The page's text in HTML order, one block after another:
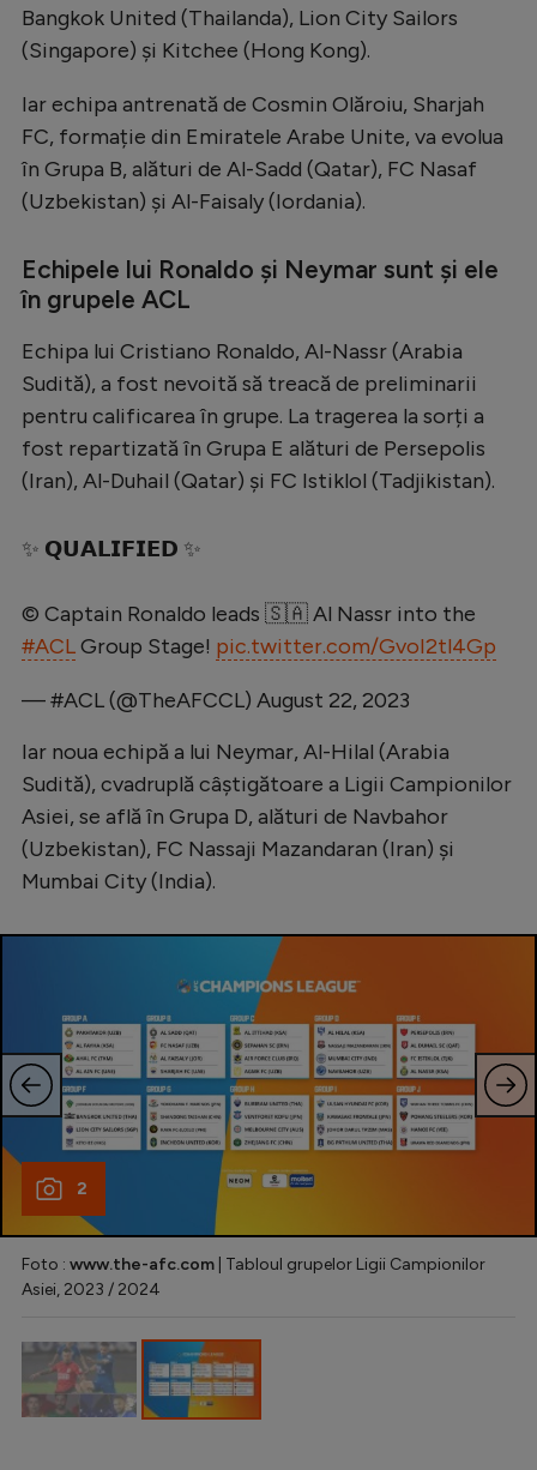
Auto
Rugby
Ciclism
Alte sporturi
JO 2024
Intră în cont
Creează cont
Bangkok United (Thailanda), Lion City Sailors
(Singapore) și Kitchee (Hong Kong).
Iar echipa antrenată de Cosmin Olăroiu, Sharjah
FC, formație din Emiratele Arabe Unite, va evolua
în Grupa B, alături de Al-Sadd (Qatar), FC Nasaf
(Uzbekistan) şi Al-Faisaly (Iordania).
Echipele lui Ronaldo și Neymar sunt și ele
în grupele ACL
Echipa lui Cristiano Ronaldo, Al-Nassr (Arabia
Sudită), a fost nevoită să treacă de preliminarii
pentru calificarea în grupe. La tragerea la sorți a
fost repartizată în Grupa E alături de Persepolis
(Iran), Al-Duhail (Qatar) și FC Istiklol (Tadjikistan).
✨ 𝗤𝗨𝗔𝗟𝗜𝗙𝗜𝗘𝗗 ✨
©️ Captain Ronaldo leads 🇸🇦 Al Nassr into the
#ACLGroup Stage! pic.twitter.com/GvoI2tl4Gp
— #ACL (@TheAFCCL) August 22, 2023
Iar noua echipă a lui Neymar, Al-Hilal (Arabia
Sudită), cvadruplă câștigătoare a Ligii Campionilor
Asiei, se află în Grupa D, alături de Navbahor
(Uzbekistan), FC Nassaji Mazandaran (Iran) și
Mumbai City (India).
2
Foto : www.the-afc.com | Tabloul grupelor Ligii Campionilor
Asiei, 2023 / 2024